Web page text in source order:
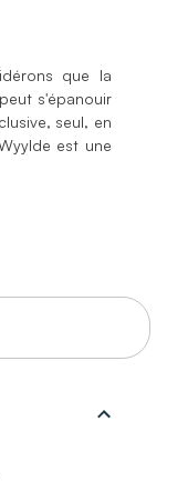
que la
s'épanouir
seul, en
est une